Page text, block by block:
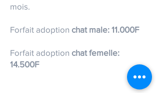
mois.
Forfait adoption chat male: 11.000F
Forfait adoption chat femelle:
14.500F